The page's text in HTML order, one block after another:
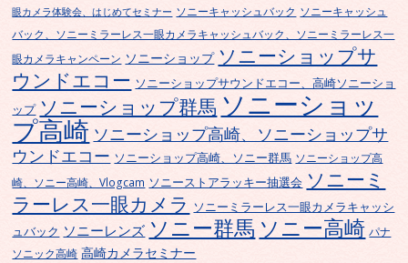
眼カメラ体験会、はじめてセミナー ソニーキャッシュバック ソニーキャッシュ
バック、ソニーミラーレス一眼カメラキャッシュバック、ソニーミラーレス一
眼カメラキャンペーン ソニーショップ ソニーショップサ
ウンドエコー ソニーショップサウンドエコー、高崎ソニーショ
ップ ソニーショップ群馬 ソニーショッ
プ高崎 ソニーショップ高崎、ソニーショップサ
ウンドエコー ソニーショップ高崎、ソニー群馬 ソニーショップ高
崎、ソニー高崎、Vlogcam ソニーストアラッキー抽選会 ソニーミ
ラーレス一眼カメラ ソニーミラーレス一眼カメラキャッシ
ュバック ソニーレンズ ソニー群馬 ソニー高崎 パナ
ソニック高崎 高崎カメラセミナー